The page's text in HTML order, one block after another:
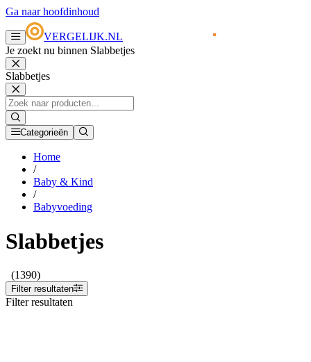
Ga naar hoofdinhoud
VERGELIJK.NL
Je zoekt nu binnen Slabbetjes
Slabbetjes
Categorieën
Home
/
Baby & Kind
/
Babyvoeding
Slabbetjes
(1390)
Filter resultaten
Filter resultaten